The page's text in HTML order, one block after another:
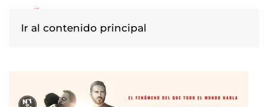
Ir al contenido principal